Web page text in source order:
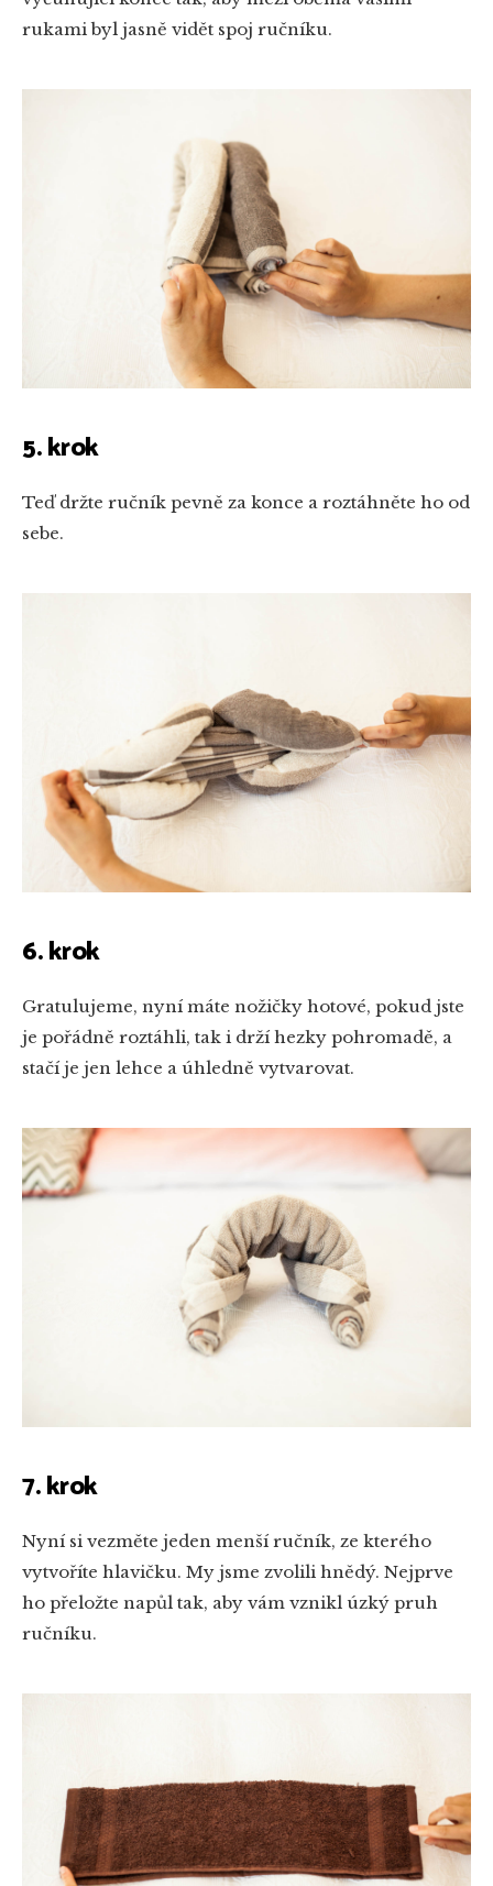
rukami byl jasně vidět spoj ručníku.
5. krok
Teď držte ručník pevně za konce a roztáhněte ho od
sebe.
6. krok
Gratulujeme, nyní máte nožičky hotové, pokud jste
je pořádně roztáhli, tak i drží hezky pohromadě, a
stačí je jen lehce a úhledně vytvarovat.
7. krok
Nyní si vezměte jeden menší ručník, ze kterého
vytvoříte hlavičku. My jsme zvolili hnědý. Nejprve
ho přeložte napůl tak, aby vám vznikl úzký pruh
ručníku.